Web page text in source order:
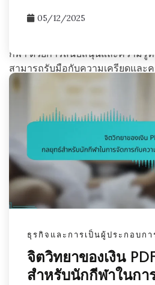
กีฬา ด้วยการสนับสนุนและความรู้
สามารถรับมือกับความเครียดและ
สามารถเจริญเติบโตในกีฬาได้อีกด้วย
05/12/2025
ธุรกิจและการเป็นผู้ประกอบกา
จิตวิทยาของเงิน
สำหรับนักกีฬาในกา